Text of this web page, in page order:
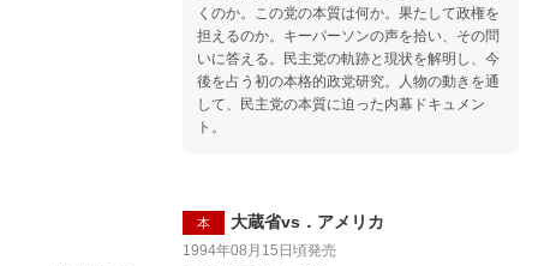
くのか。この党の本質は何か。果たして政権を
担えるのか。キーパーソンの声を拾い、その問
いに答える。民主党の軌跡と現状を解明し、今
後を占う初の本格的政党研究。人物の動きを通
して、民主党の本質に迫った内幕ドキュメン
ト。
本 大蔵省vs．アメリカ
1994年08月15日頃発売